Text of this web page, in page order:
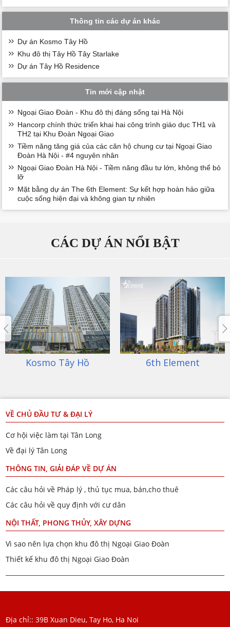
Thông tin các dự án khác
Dự án Kosmo Tây Hồ
Khu đô thị Tây Hồ Tây Starlake
Dự án Tây Hồ Residence
Tin mới cập nhật
Ngoại Giao Đoàn - Khu đô thị đáng sống tại Hà Nội
Hancorp chính thức triển khai hai công trình giáo dục TH1 và
TH2 tại Khu Đoàn Ngoại Giao
Tiềm năng tăng giá của các căn hộ chung cư tại Ngoại Giao
Đoàn Hà Nội - #4 nguyên nhân
Ngoại Giao Đoàn Hà Nội - Tiềm năng đầu tư lớn, không thể bỏ
lỡ
Mặt bằng dự án The 6th Element: Sự kết hợp hoàn hảo giữa
cuộc sống hiện đại và không gian tự nhiên
CÁC DỰ ÁN NỔI BẬT
Kosmo Tây Hồ 6th Element
VỀ CHỦ ĐẦU TƯ & ĐẠI LÝ
Cơ hội việc làm tại Tân Long
Về đại lý Tân Long
THÔNG TIN, GIẢI ĐÁP VỀ DỰ ÁN
Các câu hỏi về Pháp lý , thủ tục mua, bán,cho thuê
Các câu hỏi về quy định với cư dân
NỘI THẤT, PHONG THỦY, XÂY DỰNG
Vì sao nên lựa chọn khu đô thị Ngoại Giao Đoàn
Thiết kế khu đô thị Ngoại Giao Đoàn
Địa chỉ:: 39B Xuan Dieu, Tay Ho, Ha Noi